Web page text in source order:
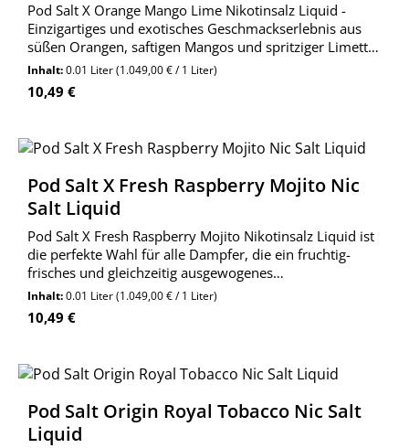
Pod Salt X Orange Mango Lime Nikotinsalz Liquid -
Einzigartiges und exotisches Geschmackserlebnis aus
süßen Orangen, saftigen Mangos und spritziger Limette.
Hochwertige Inhaltsstoffe, sanftes Nikotinerlebnis,
perfekt für MTL Vaping.
Inhalt:0.01 Liter(1.049,00 € / 1 Liter)
Regulärer Preis:
10,49 €
Pod Salt X Fresh Raspberry Mojito Nic
Salt Liquid
Pod Salt X Fresh Raspberry Mojito Nikotinsalz Liquid ist
die perfekte Wahl für alle Dampfer, die ein fruchtig-
frisches und gleichzeitig ausgewogenes
Geschmackserlebnis suchen.
Inhalt:0.01 Liter(1.049,00 € / 1 Liter)
Regulärer Preis:
10,49 €
Pod Salt Origin Royal Tobacco Nic Salt
Liquid